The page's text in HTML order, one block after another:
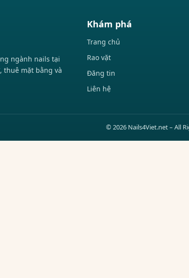
ngành nails tại
thuê mặt bằng và
Khám phá
Trang chủ
Rao vặt
Đăng tin
Liên hệ
© 2026 Nails4Viet.net – All